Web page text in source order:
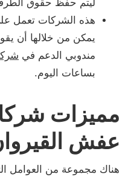
ليتم حفظ حقوق
هذه الشركات تعمل على
يمكن من خلالها أن
مندوبي الدعم في
بساعات اليوم.
مميزات
عفش
هناك مجموعة من العوامل